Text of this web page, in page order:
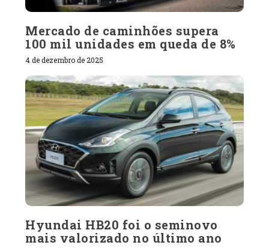
Mercado de caminhões supera
100 mil unidades em queda de 8%
4 de dezembro de 2025
Hyundai HB20 foi o seminovo
mais valorizado no último ano